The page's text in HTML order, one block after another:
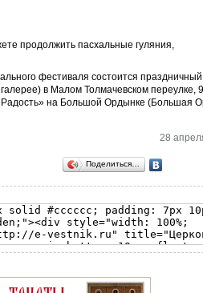
продолжить пасхальные гуляния,
фестиваля состоится
в Малом Толмачевском переулке,
на Большой Ордынке (Большая
28
Поделиться…